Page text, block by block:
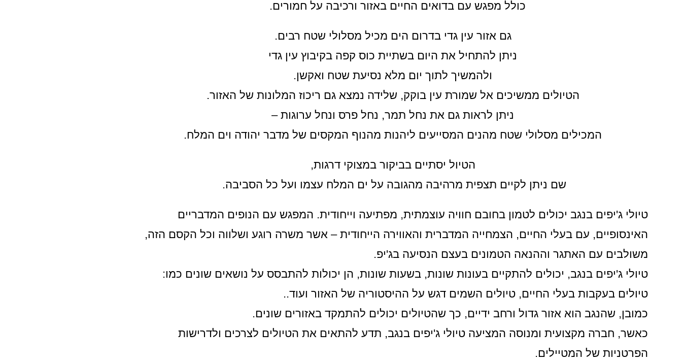
כולל מפגש עם בדואים החיים באזור ורכיבה על חמורים.
גם אזור עין גדי בדרום הים מכיל מסלולי שטח רבים.
ניתן להתחיל את היום בשתיית כוס קפה בקיבוץ עין גדי
ולהמשיך לתוך יום מלא נסיעת שטח ואקשן.
הטיולים ממשיכים אל שמורת עין בוקק, שלידה נמצא גם ריכוז המלונות של האזור.
ניתן לראות גם את נחל תמר, נחל פרס ונחל ערוגות –
המכילים מסלולי שטח מהנים המסייעים ליהנות מהנוף המקסים של מדבר יהודה וים המלח.
הטיול יסתיים בביקור במצוקי דרגות,
שם ניתן לקיים תצפית מרהיבה מהגובה על ים המלח עצמו ועל כל הסביבה.
טיולי ג'יפים בנגב יכולים לטמון בחובם חוויה עוצמתית, מפתיעה וייחודית. המפגש עם הנופים המדבריים
האינסופיים, עם בעלי החיים, הצמחייה המדברית והאווירה הייחודית – אשר משרה רוגע ושלווה וכל הקסם הזה,
משולבים עם האתגר וההנאה הטמונים בעצם הנסיעה בג'יפ.
טיולי ג'יפים בנגב, יכולים להתקיים בעונות שונות, בשעות שונות, הן יכולות להתבסס על נושאים שונים כמו:
טיולים בעקבות בעלי החיים, טיולים השמים דגש על ההיסטוריה של האזור ועוד..
כמובן, שהנגב הוא אזור גדול ורחב ידיים, כך שהטיולים יכולים להתמקד באזורים שונים.
כאשר, חברה מקצועית ומנוסה המציעה טיולי ג'יפים בנגב, תדע להתאים את הטיולים לצרכים ולדרישות
הפרטניות של המטיילים.